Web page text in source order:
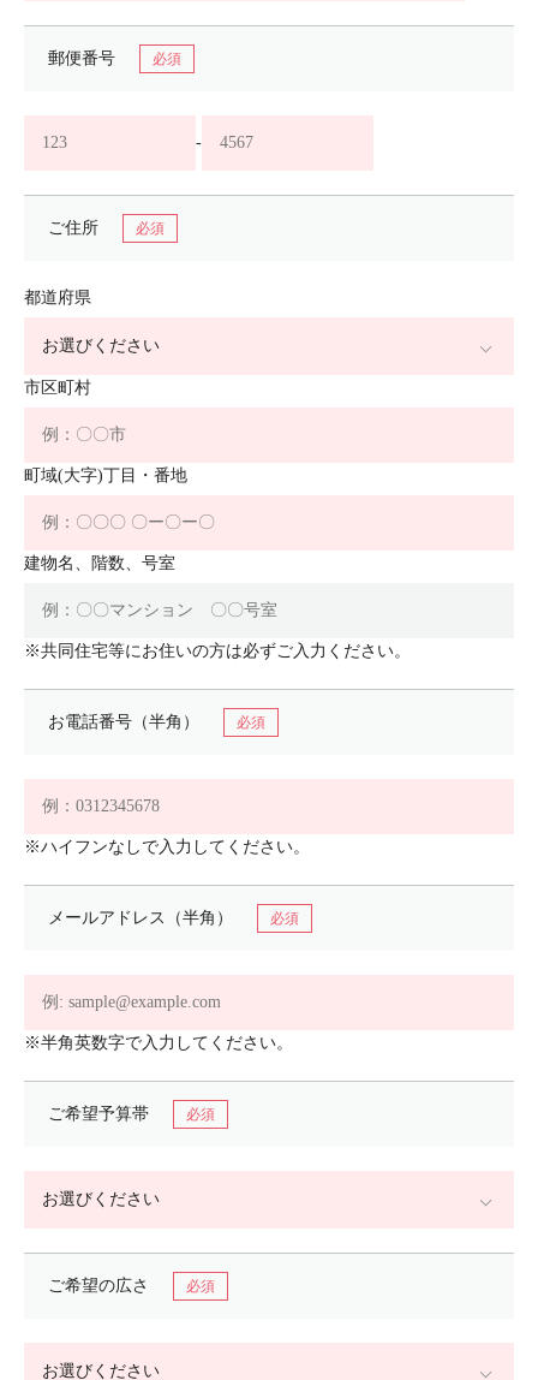
郵便番号
-
ご住所
都道府県
市区町村
町域(大字)丁目・番地
建物名、階数、号室
※共同住宅等にお住いの方は必ずご入力ください。
お電話番号（半角）
※ハイフンなしで入力してください。
メールアドレス（半角）
※半角英数字で入力してください。
ご希望予算帯
ご希望の広さ